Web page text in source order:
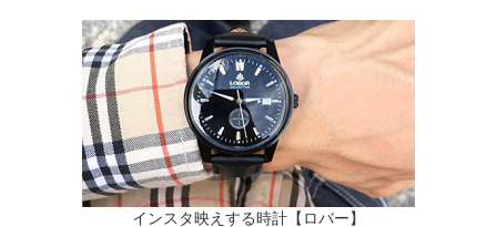
インスタ映えする時計【ロバー】